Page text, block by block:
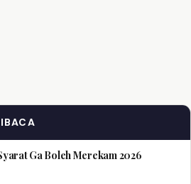
Ga Boleh Merekam 2026